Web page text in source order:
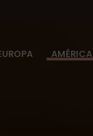
AMÉRICA